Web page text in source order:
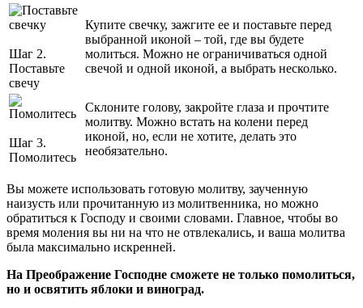
Шаг 2.
Поставьте
свечу
Купите свечку, зажгите ее и поставьте перед
выбранной иконой – той, где вы будете
молиться. Можно не ограничиваться одной
свечой и одной иконой, а выбрать несколько.
Шаг 3.
Помолитесь
Склоните голову, закройте глаза и прочтите
молитву. Можно встать на колени перед
иконой, но, если не хотите, делать это
необязательно.
Вы можете использовать готовую молитву, заученную
наизусть или прочитанную из молитвенника, но можно
обратиться к Господу и своими словами. Главное, чтобы во
время моления вы ни на что не отвлекались, и ваша молитва
была максимально искренней.
На Преображение Господне сможете не только помолиться,
но и освятить яблоки и виноград.